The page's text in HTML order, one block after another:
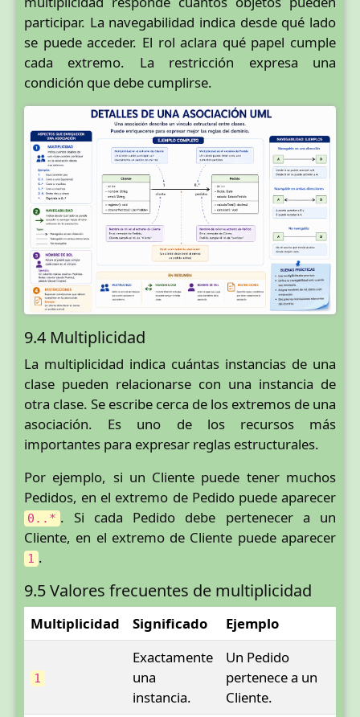
participar. La navegabilidad indica desde qué lado
se puede acceder. El rol aclara qué papel cumple
cada extremo. La restricción expresa una
condición que debe cumplirse.
9.4 Multiplicidad
La multiplicidad indica cuántas instancias de una
clase pueden relacionarse con una instancia de
otra clase. Se escribe cerca de los extremos de una
asociación. Es uno de los recursos más
importantes para expresar reglas estructurales.
Por ejemplo, si un Cliente puede tener muchos
Pedidos, en el extremo de Pedido puede aparecer
0..* . Si cada Pedido debe pertenecer a un
Cliente, en el extremo de Cliente puede aparecer
1 .
9.5 Valores frecuentes de multiplicidad
Multiplicidad Significado Ejemplo
1
Exactamente
una
instancia.
Un Pedido
pertenece a un
Cliente.